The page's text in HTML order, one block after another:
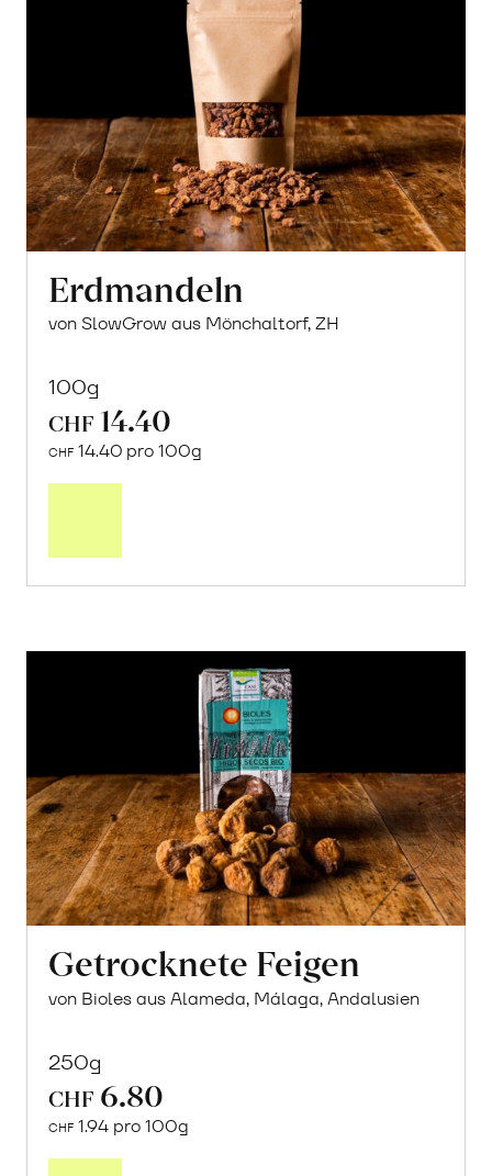
Erdmandeln
von SlowGrow aus Mönchaltorf, ZH
100g
CHF 14.40
CHF 14.40 pro 100g
Getrocknete Feigen
von Bioles aus Alameda, Málaga, Andalusien
250g
CHF 6.80
CHF 1.94 pro 100g